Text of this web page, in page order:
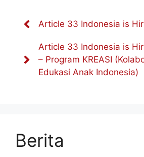
Article 33 Indonesia is
Article 33 Indonesia is
– Program KREASI
Edukasi Anak Indonesia)
Berita